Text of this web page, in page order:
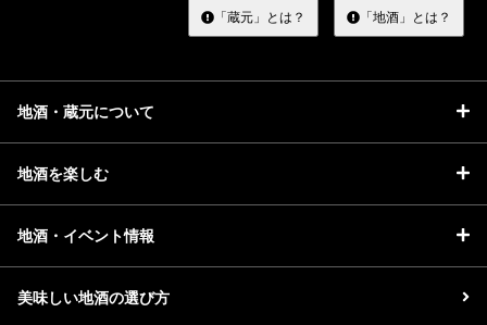
る
「蔵元」とは？ 「地酒」とは？
地酒・蔵元について
地酒を楽しむ
地酒・イベント情報
美味しい地酒の選び方